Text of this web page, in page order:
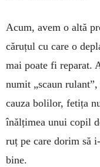
Acum, avem o altă
căruțul cu care o
mai poate fi reparat.
numit „scaun
cauza bolilor, fetița
înălțimea unui copil
ruț pe care dorim să
bine.